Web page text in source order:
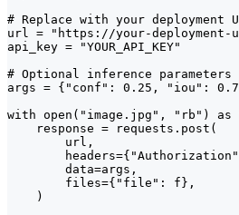
# Replace with your deployment
url = "https://your-deployment-
api_key = "YOUR_API_KEY"
# Optional inference
args = {"conf": 0.25, "iou":
with open("image.jpg", "rb") as
    response = requests.post(
        url,
        data=args,
        files={"file": f},
    )